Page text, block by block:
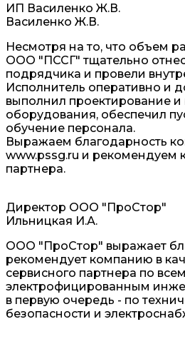
ИП Василенко Ж.В.
Василенко Ж.В.
Несмотря на то, что объем
ООО "ПССГ" тщательно
подрядчика и провели
Исполнитель оперативно и
выполнил проектирование
оборудования, обеспечил
обучение персонала.
Выражаем благодарность
www.pssg.ru и рекомендуем
партнера.
Директор ООО "ПроСтор"
Ильницкая И.А.
ООО "ПроСтор" выражает
рекомендует компанию в
сервисного партнера по всем
электрофицированным
в первую очередь - по
безопасности и